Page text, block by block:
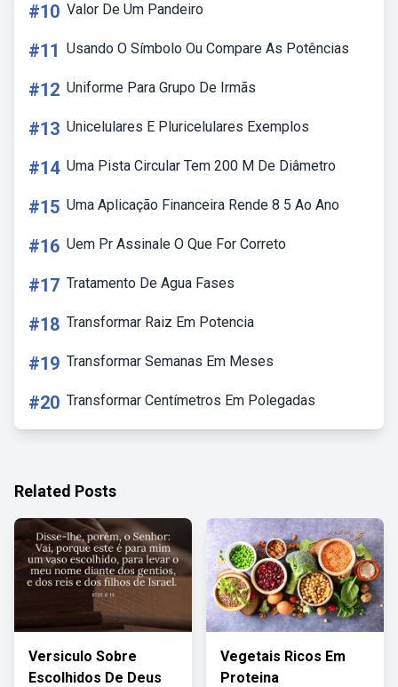
#10 Valor De Um Pandeiro
#11 Usando O Símbolo Ou Compare As Potências
#12 Uniforme Para Grupo De Irmãs
#13 Unicelulares E Pluricelulares Exemplos
#14 Uma Pista Circular Tem 200 M De Diâmetro
#15 Uma Aplicação Financeira Rende 8 5 Ao Ano
#16 Uem Pr Assinale O Que For Correto
#17 Tratamento De Agua Fases
#18 Transformar Raiz Em Potencia
#19 Transformar Semanas Em Meses
#20 Transformar Centímetros Em Polegadas
Related Posts
Versiculo Sobre
Escolhidos De Deus
Vegetais Ricos Em
Proteina